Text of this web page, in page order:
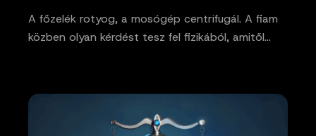
A főzelék rotyog, a mosógép centrifugál. A fiam
közben olyan kérdést tesz fel fizikából, amitől…